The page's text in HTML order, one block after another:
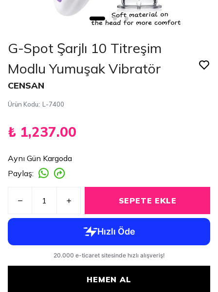
G-Spot Şarjlı 10 Titreşim
Modlu Yumuşak Vibratör
CENSAN
Ürün Kodu: L-7400
₺ 1,237.00
Aynı Gün Kargoda
Paylaş:
SEPETE EKLE
HEMEN AL